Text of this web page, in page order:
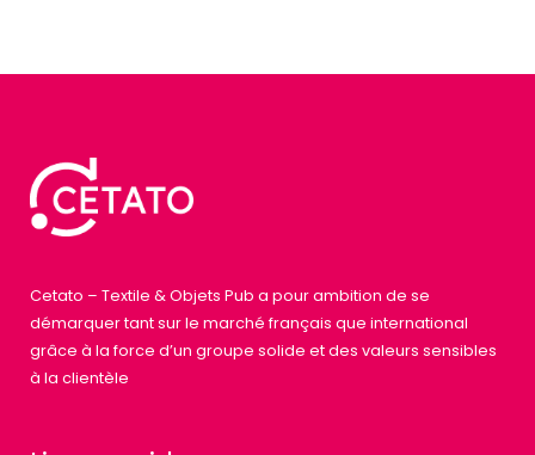
Cetato – Textile & Objets Pub a pour ambition de se
démarquer tant sur le marché français que international
grâce à la force d’un groupe solide et des valeurs sensibles
à la clientèle